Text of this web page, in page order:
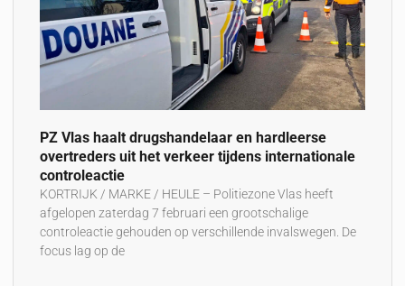
PZ Vlas haalt drugshandelaar en hardleerse
overtreders uit het verkeer tijdens internationale
controleactie
KORTRIJK / MARKE / HEULE – Politiezone Vlas heeft
afgelopen zaterdag 7 februari een grootschalige
controleactie gehouden op verschillende invalswegen. De
focus lag op de